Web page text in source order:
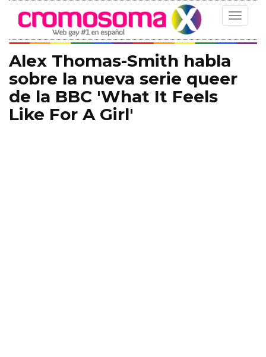
Toggle
Alex Thomas-Smith habla
sobre la nueva serie queer
de la BBC 'What It Feels
Like For A Girl'